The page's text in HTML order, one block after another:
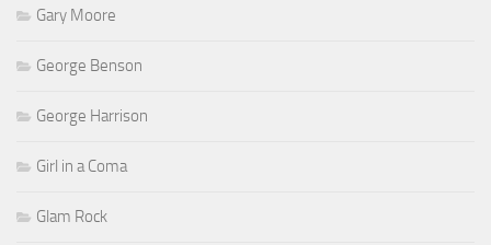
Gary Moore
George Benson
George Harrison
Girl in a Coma
Glam Rock